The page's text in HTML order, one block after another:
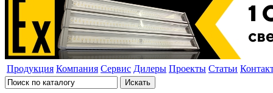
Продукция Компания Сервис Дилеры Проекты Статьи